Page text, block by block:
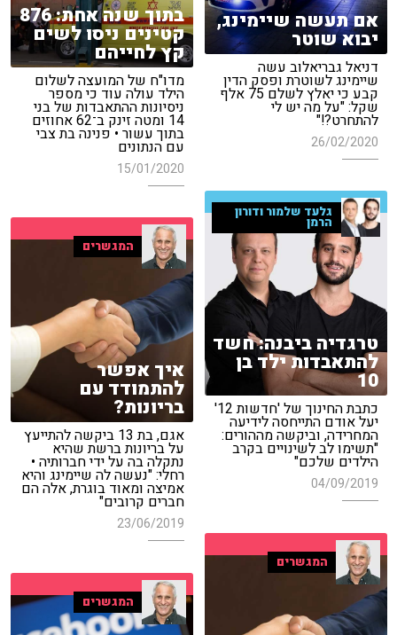
אם תעשה שיימינג,
יבוא שוטר
דניאל גבריאלוב עשה
שיימינג לשוטרת ופסק הדין
קבע כי יאלץ לשלם 75 אלף
שקל: "על מה יש לי
להתחרט?!"
26/02/2020
בתוך שנה אחת: 876
קטינים ניסו לשים
קץ לחייהם
מדו"ח של המועצה לשלום
הילד עולה עוד כי מספר
ניסיונות ההתאבדות של בני
14 ומטה זינק ב־62 אחוזים
בתוך עשור • פנינה בת צבי
עם הנתונים
15/01/2020
גלעד שלמור ודורון
הרמן
טרגדיה ביבנה: חשד
להתאבדות ילד בן
10
כתבת החינוך של 'חדשות 12'
יעל אודם התייחסה לידיעה
המחרידה, וביקשה מההורים:
"תשימו לב לשינויים בקרב
הילדים שלכם"
04/09/2019
המגשרים
איך אפשר
להתמודד עם
בריונות?
אגם, בת 13 ביקשה להתייעץ
על בריונות ברשת שהיא
נתקלה בה על ידי חברותיה •
רחלי: "נעשה לה שיימינג והיא
אמיצה ומאוד בוגרת, אלה הם
חברים קרובים"
23/06/2019
המגשרים
המגשרים